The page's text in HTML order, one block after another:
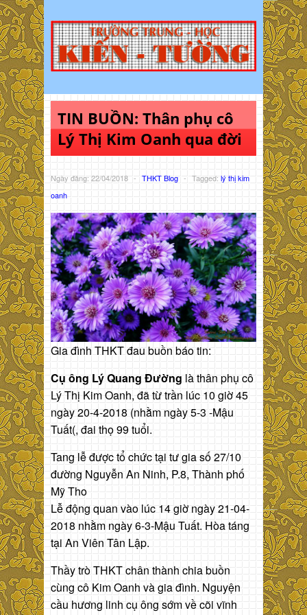
TIN BUỒN: Thân phụ cô
Lý Thị Kim Oanh qua đời
Ngày đăng: 22/04/2018 - THKT Blog - Tagged: lý thị kim
oanh
Gia đình THKT đau buồn báo tin:
Cụ ông Lý Quang Đường là thân phụ cô
Lý Thị Kim Oanh, đã từ trần lúc 10 giờ 45
ngày 20-4-2018 (nhằm ngày 5-3 -Mậu
Tuất(, đai thọ 99 tuổi.
Tang lễ được tổ chức tại tư gia số 27/10
đường Nguyễn An Ninh, P.8, Thành phố
Mỹ Tho
Lễ động quan vào lúc 14 giờ ngày 21-04-
2018 nhằm ngày 6-3-Mậu Tuất. Hòa táng
tại An Viên Tân Lập.
Thầy trò THKT chân thành chia buồn
cùng cô Kim Oanh và gia đình. Nguyện
cầu hương linh cụ ông sớm về cõi vĩnh